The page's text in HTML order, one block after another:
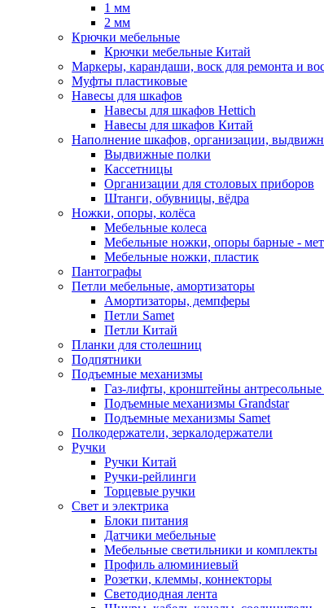
1 мм
2 мм
Крючки мебельные
Крючки мебельные Китай
Маркеры, карандаши, воск для ремонта и
Муфты пластиковые
Навесы для шкафов
Навесы для шкафов Hettich
Навесы для шкафов Китай
Наполнение шкафов, организации,
Выдвижные полки
Кассетницы
Организации для столовых приборов
Штанги, обувницы, вёдра
Ножки, опоры, колёса
Мебельные колеса
Мебельные ножки, опоры барные -
Мебельные ножки, пластик
Пантографы
Петли мебельные, амортизаторы
Амортизаторы, демпферы
Петли Samet
Петли Китай
Планки для столешниц
Подпятники
Подъемные механизмы
Газ-лифты, кронштейны
Подъемные механизмы Grandstar
Подъемные механизмы Samet
Полкодержатели, зеркалодержатели
Ручки
Ручки Китай
Ручки-рейлинги
Торцевые ручки
Свет и электрика
Блоки питания
Датчики мебельные
Мебельные светильники и комплекты
Профиль алюминиевый
Розетки, клеммы, коннекторы
Светодиодная лента